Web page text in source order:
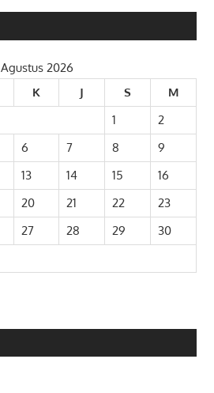
Agustus 2026
K J S
M
1
2
6 7 8
9
13 14 15
16
20 21 22
23
27 28 29
30